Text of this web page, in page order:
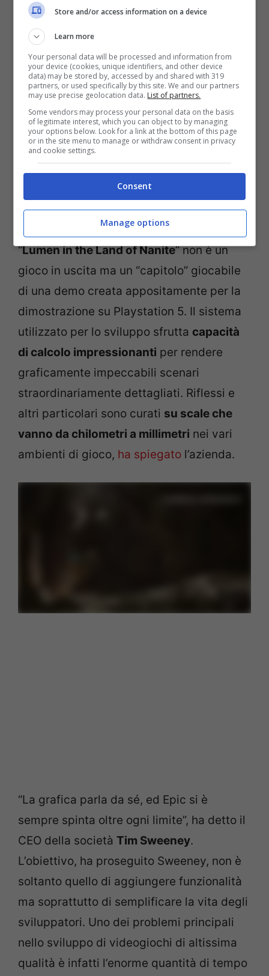
“Lumen in the Land of Nanite” non è un
gioco in uscita ma un “capitolo” giocabile
di una demo creata appositamente per la
dimostrazione su Playstation 5. Il sistema
utilizzato per lo sviluppo sfrutta capacità
di calcolo impressionanti per rendere
graficamente impeccabili scenari
straordinariamente dettagliati. Riflessi e
altri particolari sono curati su scale che
vanno da chilometri a millimetri nei vari
ambienti di gioco, ha spiegato l’azienda.
“La grafica parla da sé, ed Epic si è
sempre spinta oltre ogni limite”, ha detto il
CEO della società Tim Sweeney.
L’obiettivo, ha proseguito Sweeney, non è
soltanto quello di aggiungere funzionalità
ma soprattutto di semplificare la vita degli
sviluppatori. Uno dei problemi principali
nello sviluppo di videogiochi di altissima
qualità è infatti l’enorme quantità di tempo
Store and/or access information on a device
Learn more
Your personal data will be processed and information from
your device (cookies, unique identifiers, and other device
data) may be stored by, accessed by and shared with 319
partners, or used specifically by this site. We and our partners
may use precise geolocation data. List of partners.
Some vendors may process your personal data on the basis
of legitimate interest, which you can object to by managing
your options below. Look for a link at the bottom of this page
or in the site menu to manage or withdraw consent in privacy
and cookie settings.
Consent
Manage options